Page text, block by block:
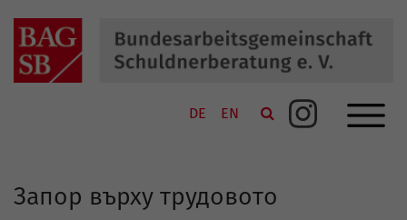
DE EN Suche
Link zu Instagram
Navigation schließen
DATENSCHUTZ
Запор върху трудовото